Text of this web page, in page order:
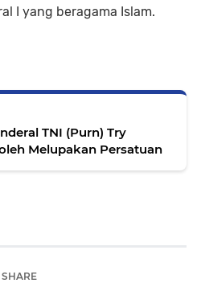
I yang beragama Islam.
TNI (Purn) Try
Melupakan Persatuan
SHARE